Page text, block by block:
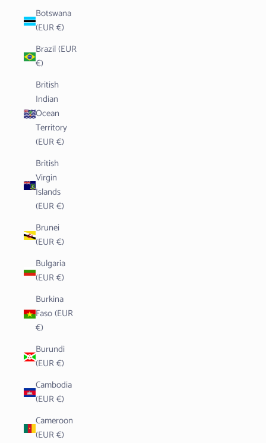
Botswana
(EUR €)
Brazil (EUR
€)
British
Indian
Ocean
Territory
(EUR €)
British
Virgin
Islands
(EUR €)
Brunei
(EUR €)
Bulgaria
(EUR €)
Burkina
Faso (EUR
€)
Burundi
(EUR €)
Cambodia
(EUR €)
Cameroon
(EUR €)